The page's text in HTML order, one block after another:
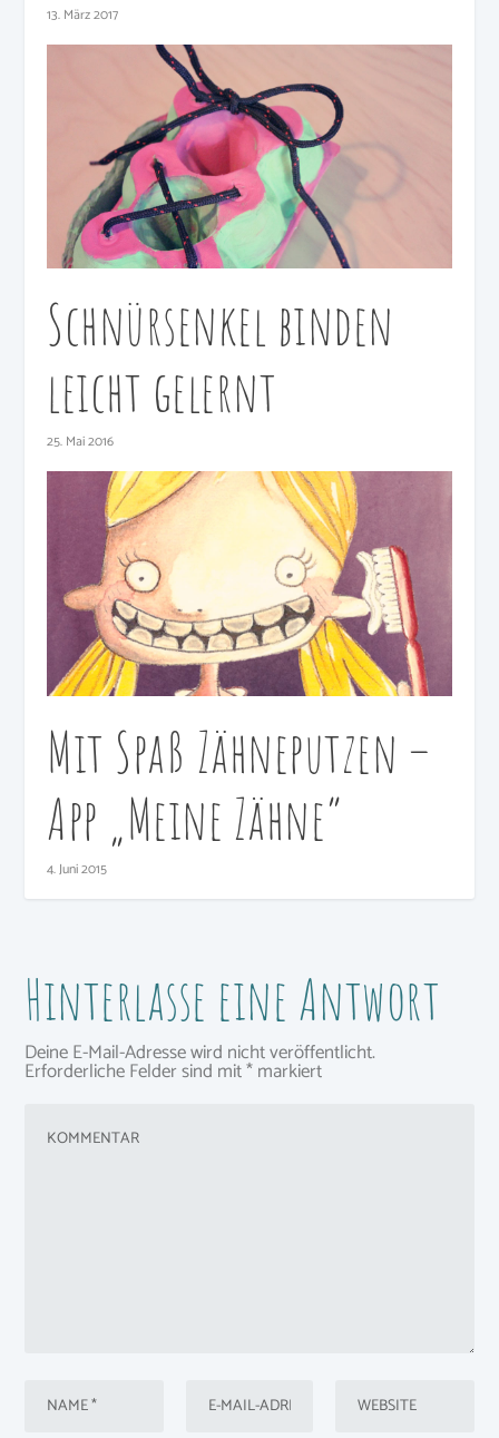
13. März 2017
Schnürsenkel binden
leicht gelernt
25. Mai 2016
Mit Spaß Zähneputzen –
App „Meine Zähne“
4. Juni 2015
Hinterlasse eine Antwort
Deine E-Mail-Adresse wird nicht veröffentlicht.
Erforderliche Felder sind mit*markiert